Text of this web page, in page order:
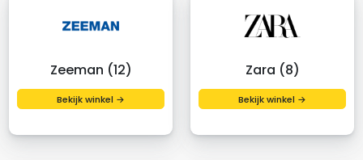
Zeeman (12)
Bekijk winkel →
Zara (8)
Bekijk winkel →